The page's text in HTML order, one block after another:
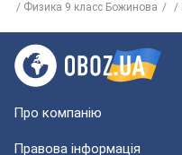
Физика 9 класс Божинова
Про компанію
Правова інформація